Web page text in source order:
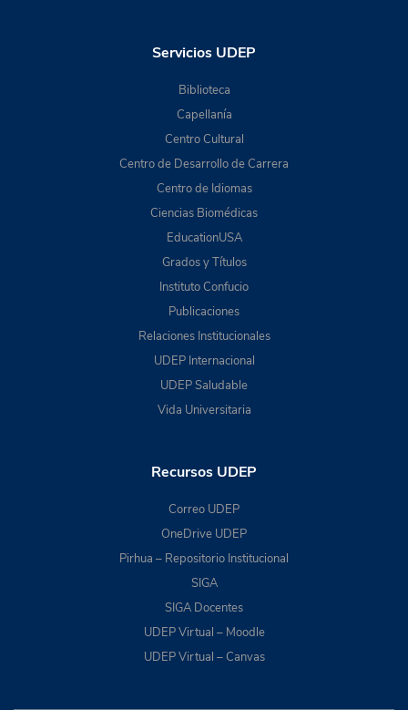
Servicios UDEP
Biblioteca
Capellanía
Centro Cultural
Centro de Desarrollo de Carrera
Centro de Idiomas
Ciencias Biomédicas
EducationUSA
Grados y Títulos
Instituto Confucio
Publicaciones
Relaciones Institucionales
UDEP Internacional
UDEP Saludable
Vida Universitaria
Recursos UDEP
Correo UDEP
OneDrive UDEP
Pirhua – Repositorio Institucional
SIGA
SIGA Docentes
UDEP Virtual – Moodle
UDEP Virtual – Canvas